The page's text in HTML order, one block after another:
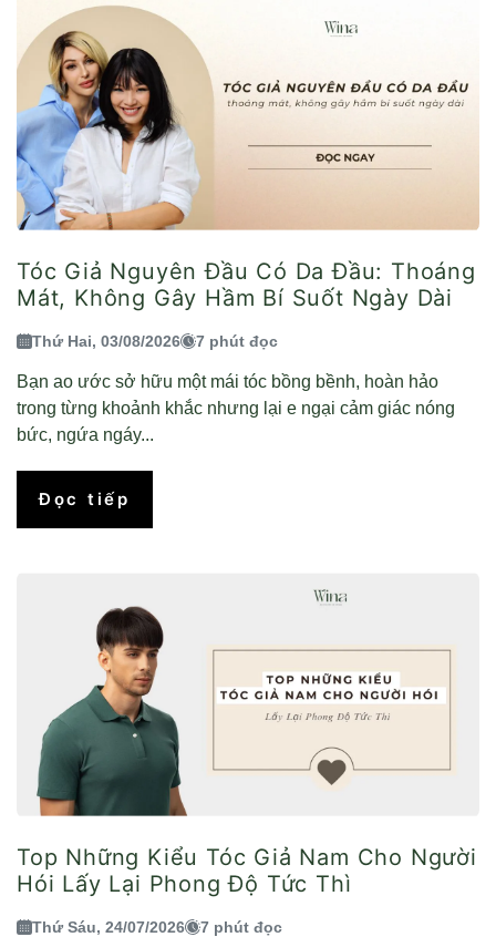
Tóc Giả Nguyên Đầu Có Da Đầu: Thoáng
Mát, Không Gây Hầm Bí Suốt Ngày Dài
Thứ Hai, 03/08/2026 7 phút đọc
Bạn ao ước sở hữu một mái tóc bồng bềnh, hoàn hảo
trong từng khoảnh khắc nhưng lại e ngại cảm giác nóng
bức, ngứa ngáy...
Đọc tiếp
Top Những Kiểu Tóc Giả Nam Cho Người
Hói Lấy Lại Phong Độ Tức Thì
Thứ Sáu, 24/07/2026 7 phút đọc